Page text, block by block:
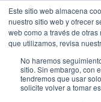
Este sitio web almacena
nuestro sitio web y ofrecer
web como a través de
que utilizamos, revisa
No haremos
sitio. Sin embargo, con
tendremos que usar
solicite volver a tomar